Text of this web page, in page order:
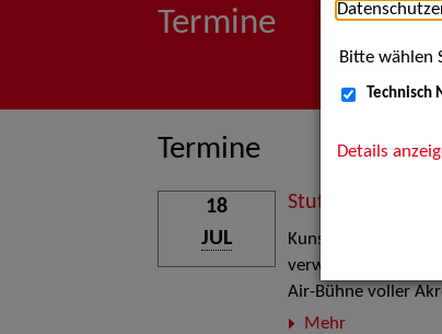
Termine
Termine
Stuttgart Street
Kunst, Live-Acts
verwandelt den
Air-Bühne voller
Mehr
18
JUL
Bitte wählen
Technisch
Details